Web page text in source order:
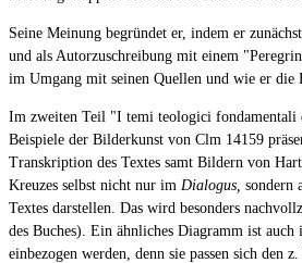
Seine Meinung begründet er, indem er
und als Autorzuschreibung mit einem
im Umgang mit seinen Quellen und wie er die
Im zweiten Teil "I temi teologici fondamentali
Beispiele der Bilderkunst von Clm 14159
Transkription des Textes samt Bildern von
Kreuzes selbst nicht nur im Dialogus, sondern
Textes darstellen. Das wird besonders
des Buches). Ein ähnliches Diagramm ist auch
einbezogen werden, denn sie passen sich den